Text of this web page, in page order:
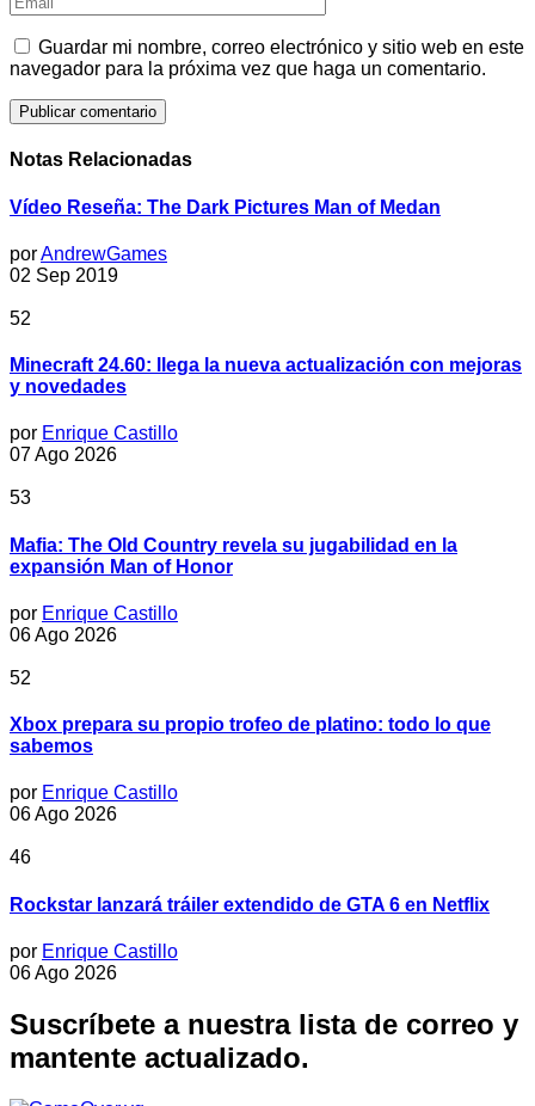
Guardar mi nombre, correo electrónico y sitio web en este
navegador para la próxima vez que haga un comentario.
Notas Relacionadas
Vídeo Reseña: The Dark Pictures Man of Medan
porAndrewGames
02 Sep 2019
52
Minecraft 24.60: llega la nueva actualización con mejoras
y novedades
por Enrique Castillo
07 Ago 2026
53
Mafia: The Old Country revela su jugabilidad en la
expansión Man of Honor
por Enrique Castillo
06 Ago 2026
52
Xbox prepara su propio trofeo de platino: todo lo que
sabemos
por Enrique Castillo
06 Ago 2026
46
Rockstar lanzará tráiler extendido de GTA 6 en Netflix
por Enrique Castillo
06 Ago 2026
Suscríbete a nuestra lista de correo y
mantente actualizado.